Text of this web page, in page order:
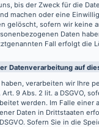
bis der Zweck für die
machen oder eine
gelöscht, sofern wir keine
Daten
Fall erfolgt die
Datenverarbeitung auf
verarbeiten wir Ihre
9 Abs. 2 lit. a DSGVO,
werden. Im Falle einer
Daten in Drittstaaten
Sofern Sie in die